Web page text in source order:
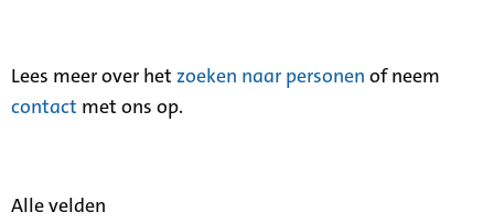
Lees meer over het zoeken naar personen of neem
contact met ons op.
Alle velden